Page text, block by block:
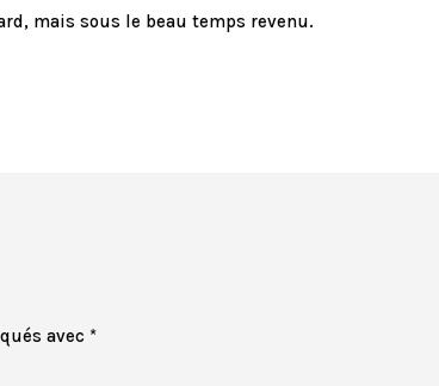
mais sous le beau temps revenu.
avec *